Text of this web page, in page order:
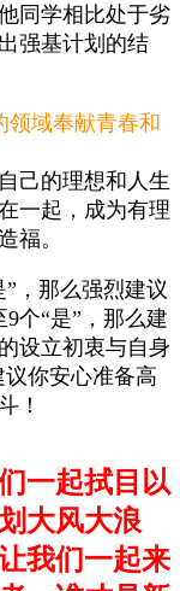
同学相比处于劣
强基计划的结
领域奉献青春和
己的理想和人生
一起，成为有理
福。
，那么强烈建议
个“是”，那么建
设立初衷与自身
你安心准备高
！
一起拭目以
大风大浪
我们一起来